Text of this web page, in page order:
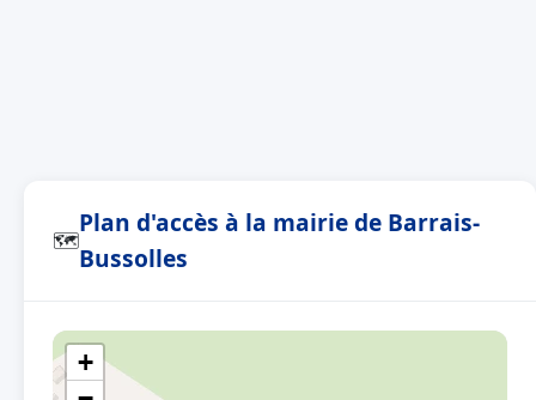
🗺
Plan d'accès à la mairie de Barrais-
Bussolles
+